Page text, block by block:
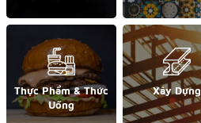
Thực Phẩm & Thức
Uống
Xây Dựng